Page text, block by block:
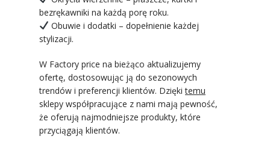
bezrękawniki na każdą porę roku.
Obuwie i dodatki – dopełnienie każdej
stylizacji.
W Factory price na bieżąco aktualizujemy
ofertę, dostosowując ją do sezonowych
trendów i preferencji klientów. Dziękitemu
sklepy współpracujące z nami mają pewność,
że oferują najmodniejsze produkty, które
przyciągają klientów.